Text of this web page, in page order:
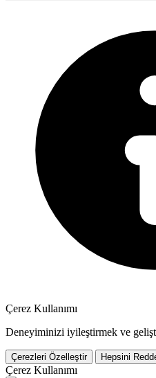
Çerez Kullanımı
Deneyiminizi iyileştirmek ve
Çerezleri Özelleştir Hepsini
Çerez Kullanımı